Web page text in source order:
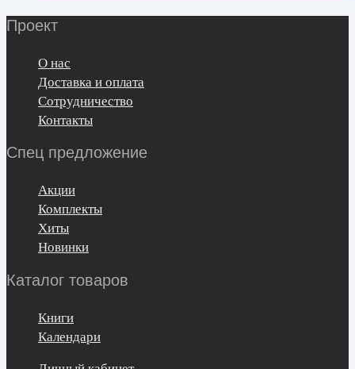
Проект
О нас
Доставка и оплата
Сотрудничество
Контакты
Спец предложение
Акции
Комплекты
Хиты
Новинки
Каталог товаров
Книги
Календари